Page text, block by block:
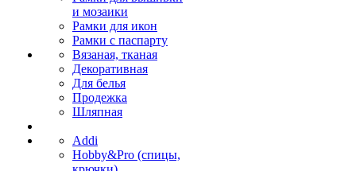
и мозаики
Рамки для икон
Рамки с паспарту
Вязаная, тканая
Декоративная
Для белья
Продежка
Шляпная
Addi
Hobby&Pro (спицы,